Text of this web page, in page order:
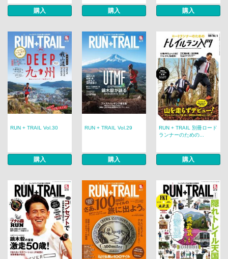
購入 購入 購入
RUN + TRAIL Vol.30
購入
RUN + TRAIL Vol.29
購入
RUN + TRAIL 別冊ロード
ランナーのための...
購入